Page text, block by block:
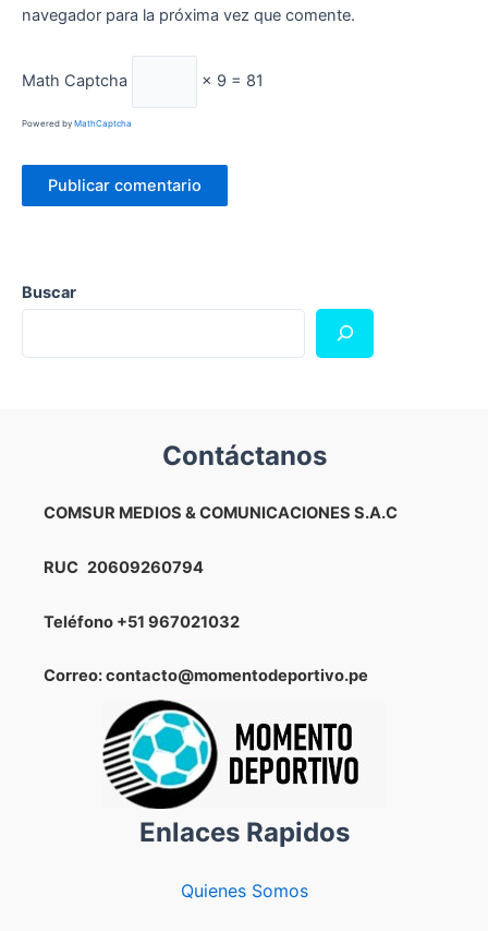
navegador para la próxima vez que comente.
Math Captcha × 9 = 81
Powered by MathCaptcha
Buscar
Contáctanos
COMSUR MEDIOS & COMUNICACIONES S.A.C
RUC 20609260794
Teléfono +51 967021032
Correo: contacto@momentodeportivo.pe
Enlaces Rapidos
Quienes Somos